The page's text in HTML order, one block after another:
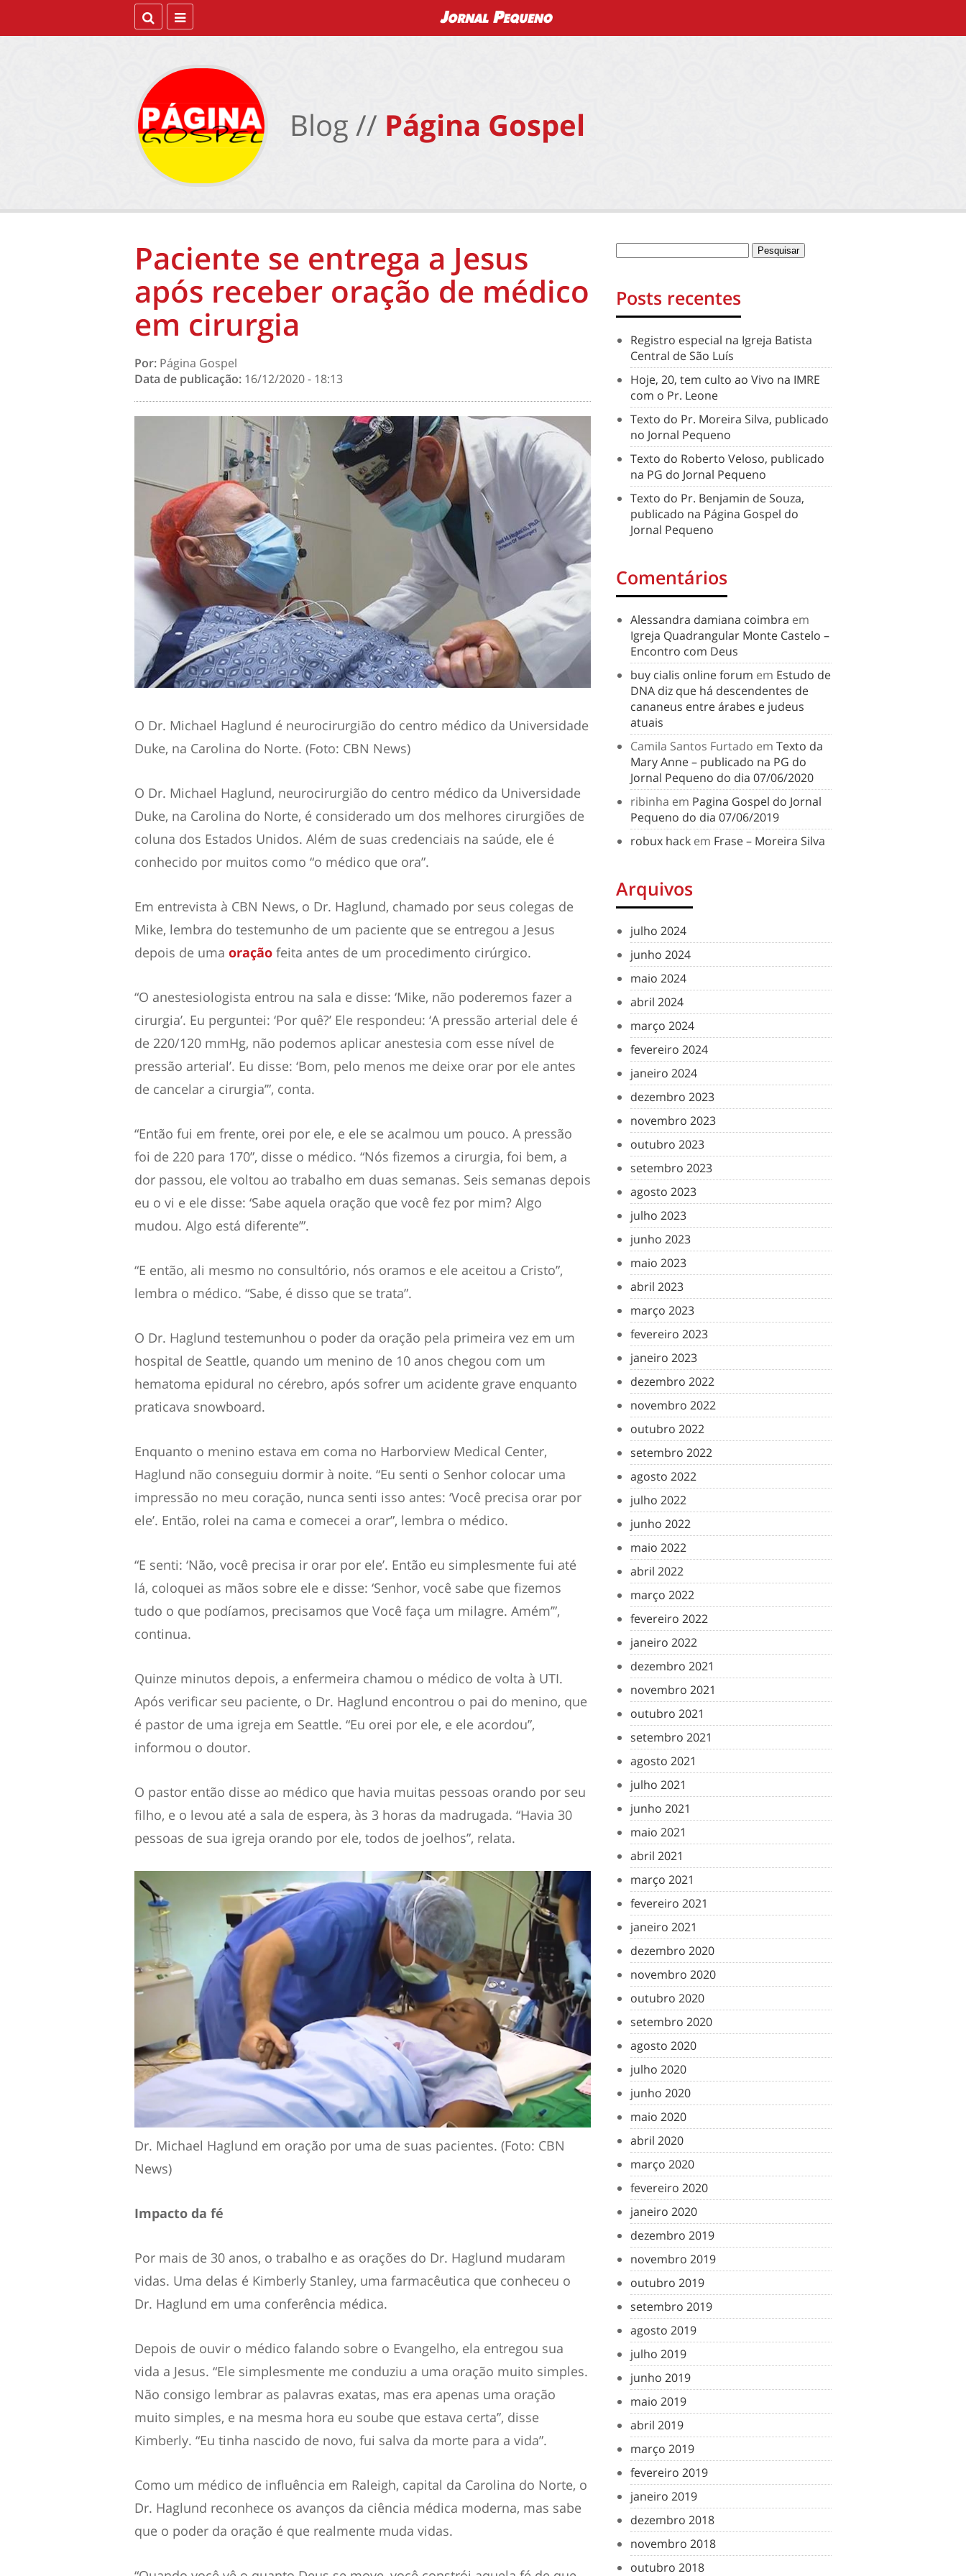
Blog // Página Gospel
Paciente se entrega a Jesus
após receber oração de médico
em cirurgia
Por: Página Gospel
Data de publicação: 16/12/2020 - 18:13
O Dr. Michael Haglund é neurocirurgião do centro médico da Universidade
Duke, na Carolina do Norte. (Foto: CBN News)
O Dr. Michael Haglund, neurocirurgião do centro médico da Universidade
Duke, na Carolina do Norte, é considerado um dos melhores cirurgiões de
coluna dos Estados Unidos. Além de suas credenciais na saúde, ele é
conhecido por muitos como “o médico que ora”.
Em entrevista à CBN News, o Dr. Haglund, chamado por seus colegas de
Mike, lembra do testemunho de um paciente que se entregou a Jesus
depois de uma oração feita antes de um procedimento cirúrgico.
“O anestesiologista entrou na sala e disse: ‘Mike, não poderemos fazer a
cirurgia’. Eu perguntei: ‘Por quê?’ Ele respondeu: ‘A pressão arterial dele é
de 220/120 mmHg, não podemos aplicar anestesia com esse nível de
pressão arterial’. Eu disse: ‘Bom, pelo menos me deixe orar por ele antes
de cancelar a cirurgia’”, conta.
“Então fui em frente, orei por ele, e ele se acalmou um pouco. A pressão
foi de 220 para 170”, disse o médico. “Nós fizemos a cirurgia, foi bem, a
dor passou, ele voltou ao trabalho em duas semanas. Seis semanas depois
eu o vi e ele disse: ‘Sabe aquela oração que você fez por mim? Algo
mudou. Algo está diferente’”.
“E então, ali mesmo no consultório, nós oramos e ele aceitou a Cristo”,
lembra o médico. “Sabe, é disso que se trata”.
O Dr. Haglund testemunhou o poder da oração pela primeira vez em um
hospital de Seattle, quando um menino de 10 anos chegou com um
hematoma epidural no cérebro, após sofrer um acidente grave enquanto
praticava snowboard.
Enquanto o menino estava em coma no Harborview Medical Center,
Haglund não conseguiu dormir à noite. “Eu senti o Senhor colocar uma
impressão no meu coração, nunca senti isso antes: ‘Você precisa orar por
ele’. Então, rolei na cama e comecei a orar”, lembra o médico.
“E senti: ‘Não, você precisa ir orar por ele’. Então eu simplesmente fui até
lá, coloquei as mãos sobre ele e disse: ‘Senhor, você sabe que fizemos
tudo o que podíamos, precisamos que Você faça um milagre. Amém’”,
continua.
Quinze minutos depois, a enfermeira chamou o médico de volta à UTI.
Após verificar seu paciente, o Dr. Haglund encontrou o pai do menino, que
é pastor de uma igreja em Seattle. “Eu orei por ele, e ele acordou”,
informou o doutor.
O pastor então disse ao médico que havia muitas pessoas orando por seu
filho, e o levou até a sala de espera, às 3 horas da madrugada. “Havia 30
pessoas de sua igreja orando por ele, todos de joelhos”, relata.
Dr. Michael Haglund em oração por uma de suas pacientes. (Foto: CBN
News)
Impacto da fé
Por mais de 30 anos, o trabalho e as orações do Dr. Haglund mudaram
vidas. Uma delas é Kimberly Stanley, uma farmacêutica que conheceu o
Dr. Haglund em uma conferência médica.
Depois de ouvir o médico falando sobre o Evangelho, ela entregou sua
vida a Jesus. “Ele simplesmente me conduziu a uma oração muito simples.
Não consigo lembrar as palavras exatas, mas era apenas uma oração
muito simples, e na mesma hora eu soube que estava certa”, disse
Kimberly. “Eu tinha nascido de novo, fui salva da morte para a vida”.
Como um médico de influência em Raleigh, capital da Carolina do Norte, o
Dr. Haglund reconhece os avanços da ciência médica moderna, mas sabe
que o poder da oração é que realmente muda vidas.
Posts recentes
Registro especial na Igreja Batista
Central de São Luís
Hoje, 20, tem culto ao Vivo na IMRE
com o Pr. Leone
Texto do Pr. Moreira Silva, publicado
no Jornal Pequeno
Texto do Roberto Veloso, publicado
na PG do Jornal Pequeno
Texto do Pr. Benjamin de Souza,
publicado na Página Gospel do
Jornal Pequeno
Comentários
Alessandra damiana coimbra em
Igreja Quadrangular Monte Castelo –
Encontro com Deus
buy cialis online forum em Estudo de
DNA diz que há descendentes de
cananeus entre árabes e judeus
atuais
Camila Santos Furtado em Texto da
Mary Anne – publicado na PG do
Jornal Pequeno do dia 07/06/2020
ribinha em Pagina Gospel do Jornal
Pequeno do dia 07/06/2019
robux hack em Frase – Moreira Silva
Arquivos
julho 2024
junho 2024
maio 2024
abril 2024
março 2024
fevereiro 2024
janeiro 2024
dezembro 2023
novembro 2023
outubro 2023
setembro 2023
agosto 2023
julho 2023
junho 2023
maio 2023
abril 2023
março 2023
fevereiro 2023
janeiro 2023
dezembro 2022
novembro 2022
outubro 2022
setembro 2022
agosto 2022
julho 2022
junho 2022
maio 2022
abril 2022
março 2022
fevereiro 2022
janeiro 2022
dezembro 2021
novembro 2021
outubro 2021
setembro 2021
agosto 2021
julho 2021
junho 2021
maio 2021
abril 2021
março 2021
fevereiro 2021
janeiro 2021
dezembro 2020
novembro 2020
outubro 2020
setembro 2020
agosto 2020
julho 2020
junho 2020
maio 2020
abril 2020
março 2020
fevereiro 2020
janeiro 2020
dezembro 2019
novembro 2019
outubro 2019
setembro 2019
agosto 2019
julho 2019
junho 2019
maio 2019
abril 2019
março 2019
fevereiro 2019
janeiro 2019
dezembro 2018
novembro 2018
outubro 2018